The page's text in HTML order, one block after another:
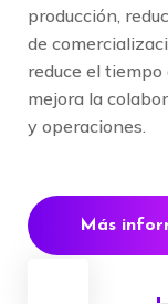
producción,
de
reduce el
mejora la
y operaciones.
Más